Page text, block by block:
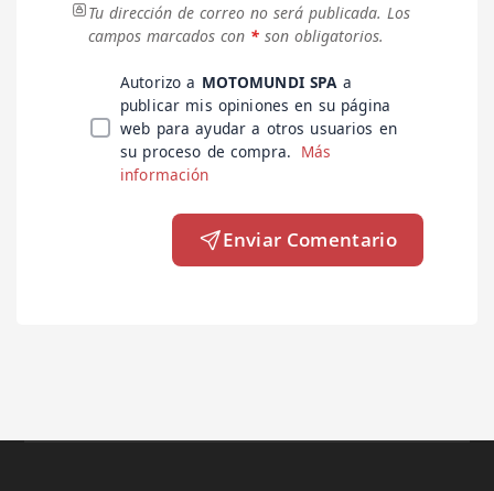
Tu dirección de correo no será publicada. Los
campos marcados con * son obligatorios.
Autorizo a MOTOMUNDI SPA a
publicar mis opiniones en su página
web para ayudar a otros usuarios en
su proceso de compra. Más
información
Enviar Comentario